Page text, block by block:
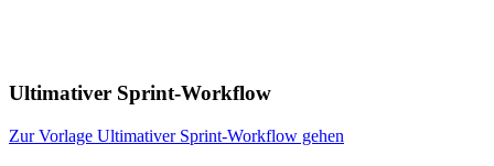
Ultimativer Sprint-Workflow
Zur Vorlage Ultimativer Sprint-Workflow gehen